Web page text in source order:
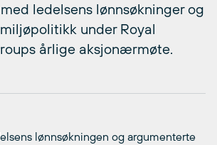
ledelsens lønnsøkninger og
under Royal
årlige aksjonærmøte.
lønnsøkningen og argumenterte